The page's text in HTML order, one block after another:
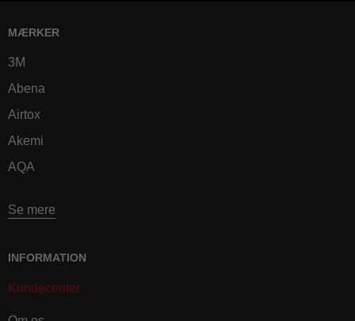
MÆRKER
3M
Abena
Airtox
Akemi
AQA
Se mere
INFORMATION
Kundecenter